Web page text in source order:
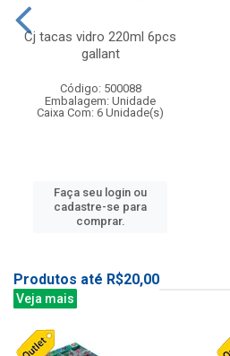
Cj tacas vidro 220ml 6pcs
gallant
Código: 500088
Embalagem: Unidade
Caixa Com: 6 Unidade(s)
Faça seu login ou
cadastre-se para
comprar.
Produtos até R$20,00
Veja mais